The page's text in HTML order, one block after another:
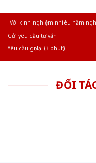
Với kinh nghiệm nhiêu năm
Gửi yêu cầu tư vấn
Yêu cầu gọi lại (3 phút)
ĐỐI